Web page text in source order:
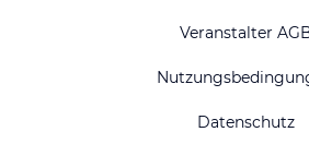
Veranstalter
Datenschutz